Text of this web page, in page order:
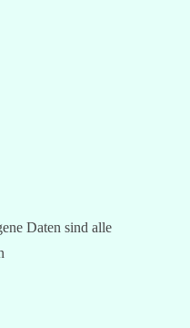
Daten sind alle